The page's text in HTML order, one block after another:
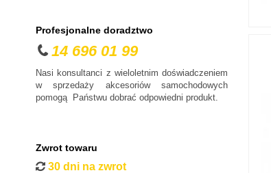
Profesjonalne doradztwo
14 696 01 99
Nasi konsultanci z wieloletnim doświadczeniem
w sprzedaży akcesoriów samochodowych
pomogą Państwu dobrać odpowiedni produkt.
Zwrot towaru
30 dni na zwrot